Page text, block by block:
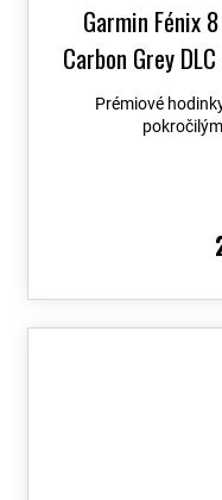
Garmin Fénix
Carbon Grey
02907-11+
Prémiové